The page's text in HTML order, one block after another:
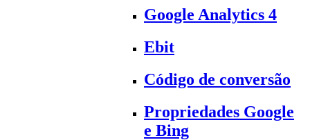
Google Analytics 4
Ebit
Código de conversão
Propriedades Google
e Bing